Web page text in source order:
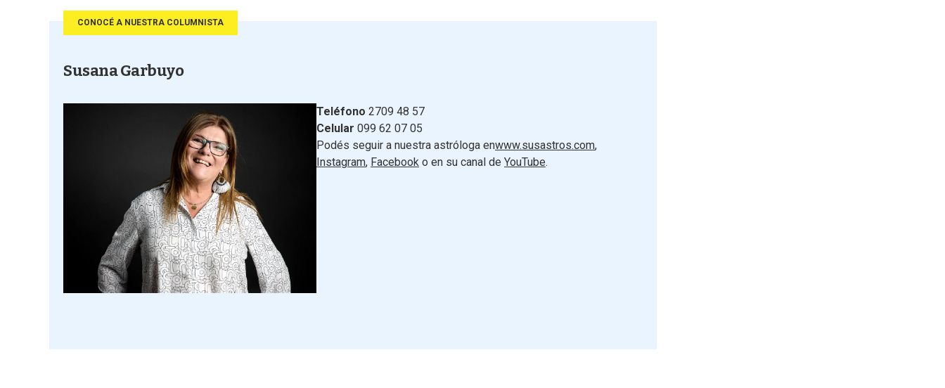
CONOCÉ A NUESTRA COLUMNISTA
Susana Garbuyo
Teléfono 2709 48 57
Celular 099 62 07 05
Podés seguir a nuestra astróloga enwww.susastros.com,
Instagram, Facebook o en su canal de YouTube.